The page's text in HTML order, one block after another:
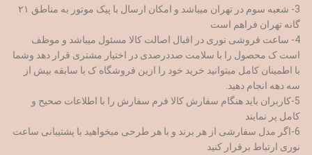
3- شعبه سوم در تهران میباشد و امکان ارسال با پیک موتور به مناطق ۲۱
گانه تهران فراهم است
4- ساعت فروشی نوری در اقبال اصالت کالا مسئول میباشد و موظف
است ک محصول را با سلامت صددرصدی در اختیار مشتری قرار دهد وشما
با اطمینان کامل میتوانید خرید خود را ازین فروشگاه ک با سابقه بیش از
سه دهه انجام دهید.
5-کاربران باید هنگام سفارش کالا فرم سفارش را با اطلاعات صحیح و
کامل پر نمایند
6-اگر مدل سفارشی از هر برند و با هر طرحی میخواهید با پشتیبانی ساعت
نوری ارتباط برقرار کنید